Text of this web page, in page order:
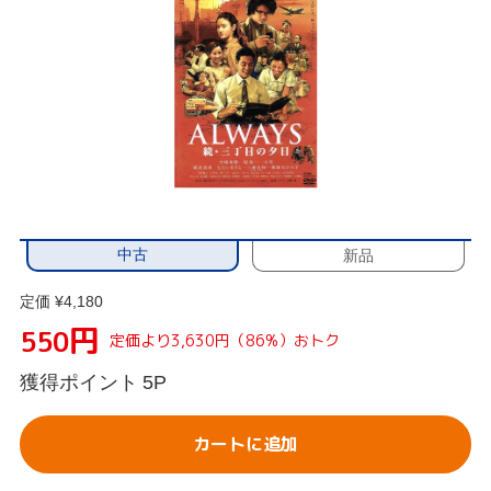
中古 新品
定価 ¥4,180
550円 定価より3,630円（86%）おトク
獲得ポイント 5P
カートに追加